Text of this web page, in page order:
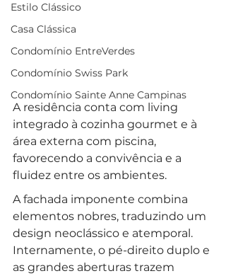
Estilo Clássico
Casa Clássica
Condomínio EntreVerdes
Condomínio Swiss Park
Condomínio Sainte Anne Campinas
A residência conta com living
integrado à cozinha gourmet e à
área externa com piscina,
favorecendo a convivência e a
fluidez entre os ambientes.
A fachada imponente combina
elementos nobres, traduzindo um
design neoclássico e atemporal.
Internamente, o pé-direito duplo e
as grandes aberturas trazem